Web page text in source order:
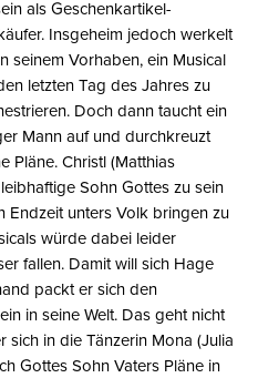
als Geschenkartikel-
Insgeheim jedoch werkelt
seinem Vorhaben, ein Musical
letzten Tag des Jahres zu
Doch dann taucht ein
Mann auf und durchkreuzt
Pläne. Christl (Matthias
Sohn Gottes zu sein
Endzeit unters Volk bringen zu
würde dabei leider
fallen. Damit will sich Hage
packt er sich den
in seine Welt. Das geht nicht
in die Tänzerin Mona (Julia
Gottes Sohn Vaters Pläne in